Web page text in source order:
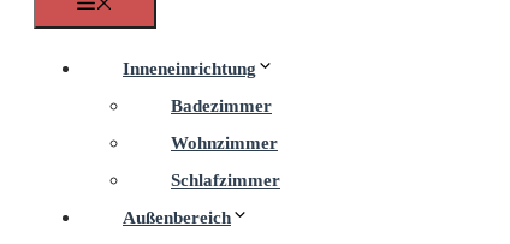
Inneneinrichtung
Badezimmer
Wohnzimmer
Schlafzimmer
Außenbereich